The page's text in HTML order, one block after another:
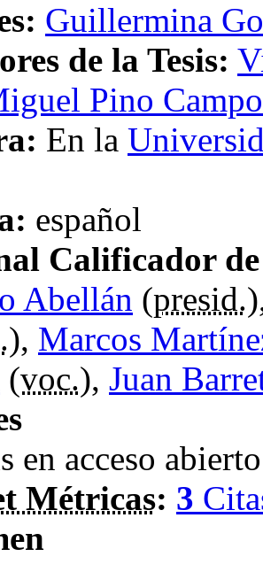
Guillermina
de la Tesis:
Pino
En la
español
Calificador de
Abellán (presid.
), Marcos
(voc.), Juan
en acceso
Métricas: 3